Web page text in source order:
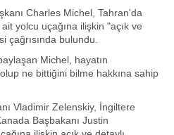
Charles Michel, Tahran'da
yolcu uçağına ilişkin "açık ve
çağrısında bulundu.
Michel, hayatın
ne bittiğini bilme hakkına sahip
Vladimir Zelenskiy, İngiltere
Başbakanı Justin